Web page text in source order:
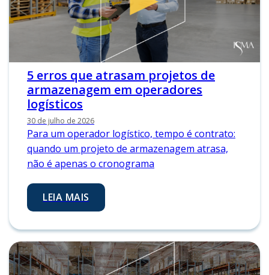
5 erros que atrasam projetos de
armazenagem em operadores
logísticos
30 de julho de 2026
Para um operador logístico, tempo é contrato:
quando um projeto de armazenagem atrasa,
não é apenas o cronograma
LEIA MAIS